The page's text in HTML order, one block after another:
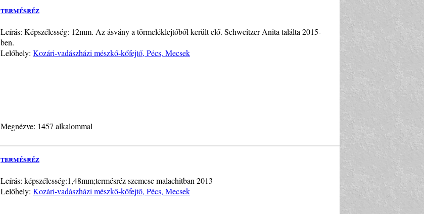
termésréz
Leírás: Képszélesség: 12mm. Az ásvány a törmeléklejtőből került elő. Schweitzer Anita találta 2015-
ben.
Lelőhely: Kozári-vadászházi mészkő-kőfejtő, Pécs, Mecsek
Megnézve: 1457 alkalommal
termésréz
Leírás: képszélesség:1,48mm;termésréz szemcse malachitban 2013
Lelőhely: Kozári-vadászházi mészkő-kőfejtő, Pécs, Mecsek